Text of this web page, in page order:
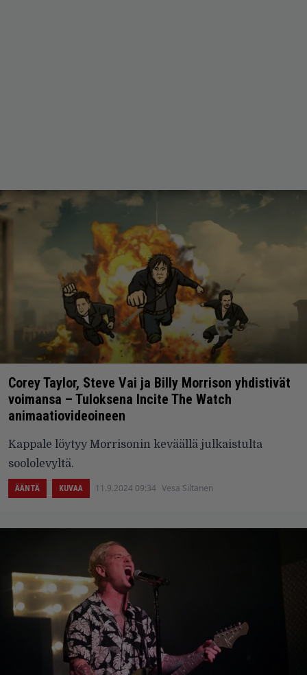
Corey Taylor, Steve Vai ja Billy Morrison yhdistivät
voimansa – Tuloksena Incite The Watch
animaatiovideoineen
Kappale löytyy Morrisonin keväällä julkaistulta
soololevyltä.
ÄÄNTÄ KUVAA 11.9.2024 09:34 Vesa Siltanen